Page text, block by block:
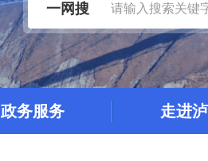
一网搜
政务服务 走进